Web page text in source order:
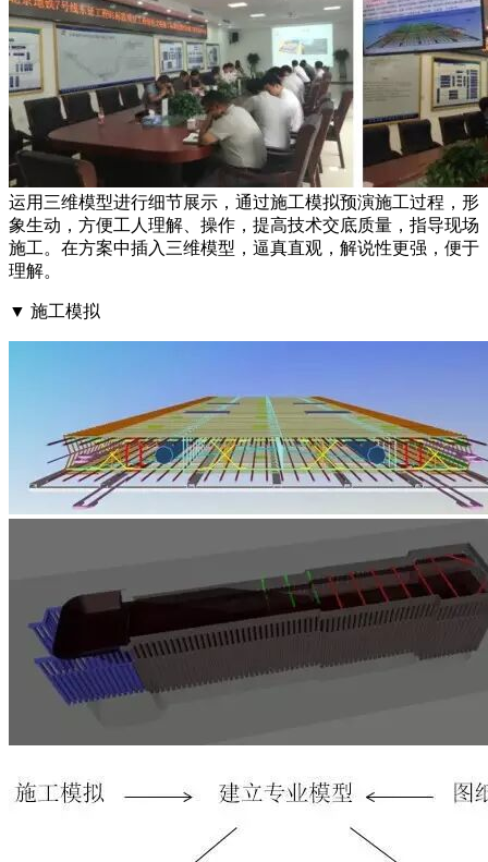
运用三维模型进行细节展示，通过施工模拟预演施工过程，形
象生动，方便工人理解、操作，提高技术交底质量，指导现场
施工。在方案中插入三维模型，逼真直观，解说性更强，便于
理解。
▼ 施工模拟